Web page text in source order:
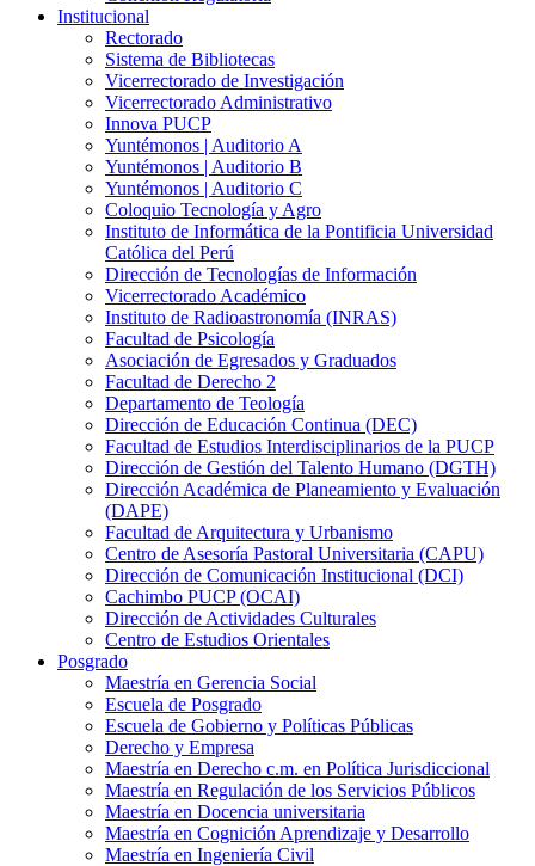
Institucional
Rectorado
Sistema de Bibliotecas
Vicerrectorado de Investigación
Vicerrectorado Administrativo
Innova PUCP
Yuntémonos | Auditorio A
Yuntémonos | Auditorio B
Yuntémonos | Auditorio C
Coloquio Tecnología y Agro
Instituto de Informática de la Pontificia Universidad
Católica del Perú
Dirección de Tecnologías de Información
Vicerrectorado Académico
Instituto de Radioastronomía (INRAS)
Facultad de Psicología
Asociación de Egresados y Graduados
Facultad de Derecho 2
Departamento de Teología
Dirección de Educación Continua (DEC)
Facultad de Estudios Interdisciplinarios de la PUCP
Dirección de Gestión del Talento Humano (DGTH)
Dirección Académica de Planeamiento y Evaluación
(DAPE)
Facultad de Arquitectura y Urbanismo
Centro de Asesoría Pastoral Universitaria (CAPU)
Dirección de Comunicación Institucional (DCI)
Cachimbo PUCP (OCAI)
Dirección de Actividades Culturales
Centro de Estudios Orientales
Posgrado
Maestría en Gerencia Social
Escuela de Posgrado
Escuela de Gobierno y Políticas Públicas
Derecho y Empresa
Maestría en Derecho c.m. en Política Jurisdiccional
Maestría en Regulación de los Servicios Públicos
Maestría en Docencia universitaria
Maestría en Cognición Aprendizaje y Desarrollo
Maestría en Ingeniería Civil